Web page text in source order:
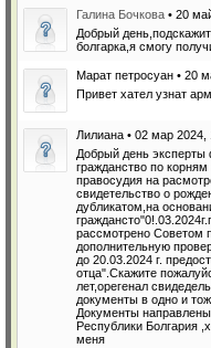
Галина Бочкова • 20
Добрый
болгарка,я смогу
Марат петросуан • 20
Привет хател узнат
Лилиана • 02 мар 2024,
Добрый день эксперты
гражданство по
правосудия на
свидетельство о
дубликатом,на
рассмотрено Советом
дополнительную
до 20.03.2024 г.
отца".Скажите
лет,орегенал
документы в одно и
Документы направлены
Республики Болгария
меня